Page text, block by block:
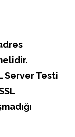
Server Testi